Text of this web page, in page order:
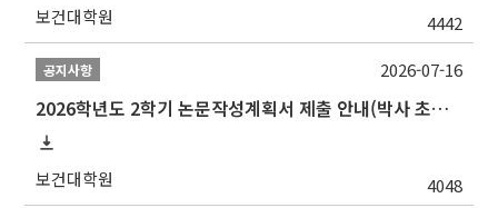
보건대학원 4442
공지사항
2026학년도 2학기 논문작성계획서 제출 안내(박사 초심 일정 포함)_Thesis Proposal
보건대학원 4048
2026-07-16